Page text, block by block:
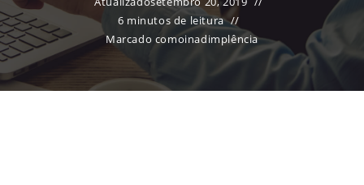
6 minutos de leitura
Marcado comoinadimplência